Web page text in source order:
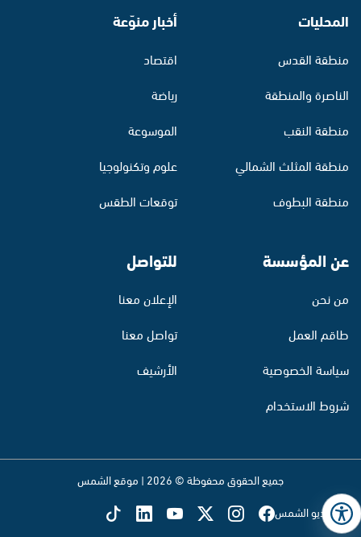
المحليات
منطقة القدس
الناصرة والمنطقة
منطقة النقب
منطقة المثلث الشمالي
منطقة البطوف
أخبار منوّعة
اقتصاد
رياضة
الموسوعة
علوم وتكنولوجيا
توقعات الطقس
عن المؤسسة
من نحن
طاقم العمل
سياسة الخصوصية
شروط الاستخدام
للتواصل
الإعلان معنا
تواصل معنا
الأرشيف
جميع الحقوق محفوظة © 2026 | موقع الشمس
تابع راديو الشمس